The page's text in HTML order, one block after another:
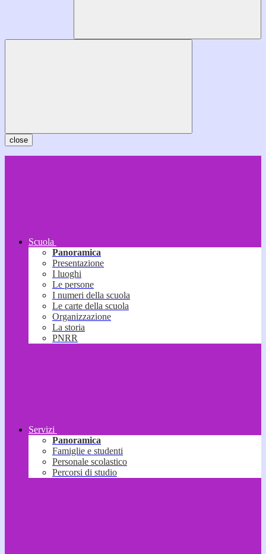
close
Scuola
Panoramica
Presentazione
I luoghi
Le persone
I numeri della scuola
Le carte della scuola
Organizzazione
La storia
PNRR
Servizi
Panoramica
Famiglie e studenti
Personale scolastico
Percorsi di studio